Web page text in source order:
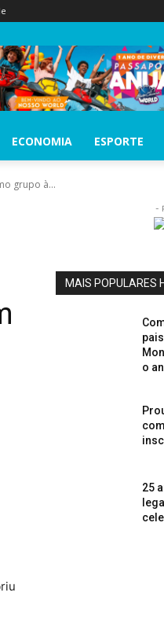
ECONOMIA ESPORTE
grupo à...
-
MAIS POPULARES
o
25